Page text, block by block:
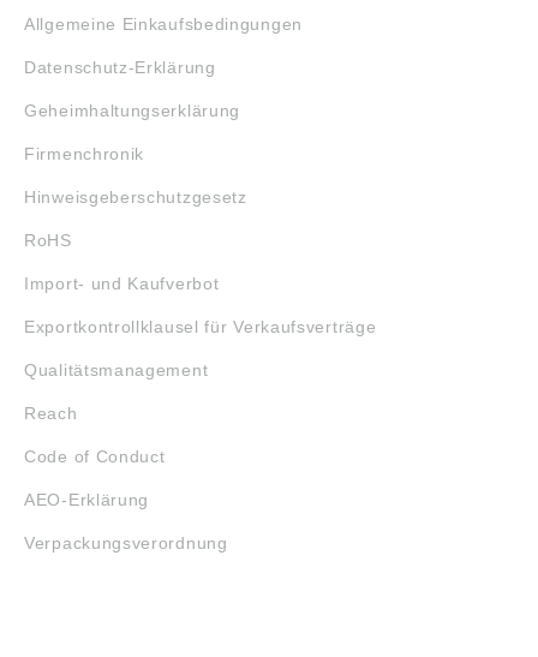
Allgemeine Einkaufsbedingungen
Datenschutz-Erklärung
Geheimhaltungserklärung
Firmenchronik
Hinweisgeberschutzgesetz
RoHS
Import- und Kaufverbot
Exportkontrollklausel für Verkaufsverträge
Qualitätsmanagement
Reach
Code of Conduct
AEO-Erklärung
Verpackungsverordnung